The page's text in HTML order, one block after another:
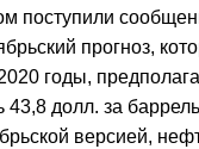
поступили
прогноз,
годы,
43,8 долл. за
версией,